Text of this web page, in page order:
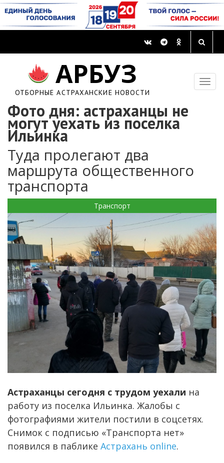
АРБУЗ
ОТБОРНЫЕ АСТРАХАНСКИЕ НОВОСТИ
Фото дня: астраханцы не
могут уехать из поселка
Ильинка
Туда пролегают два
маршрута общественного
транспорта
Транспорт
Астраханцы сегодня с трудом уехали на
работу из поселка Ильинка. Жалобы с
фотографиями жители постили в соцсетях.
Снимок с подписью «Транспорта нет»
появился в паблике Астрахань online.